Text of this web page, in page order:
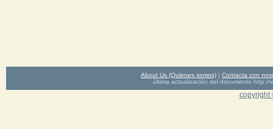
About Us (Quienes somos) | Contacta con
última actualización del documento http://
copyright